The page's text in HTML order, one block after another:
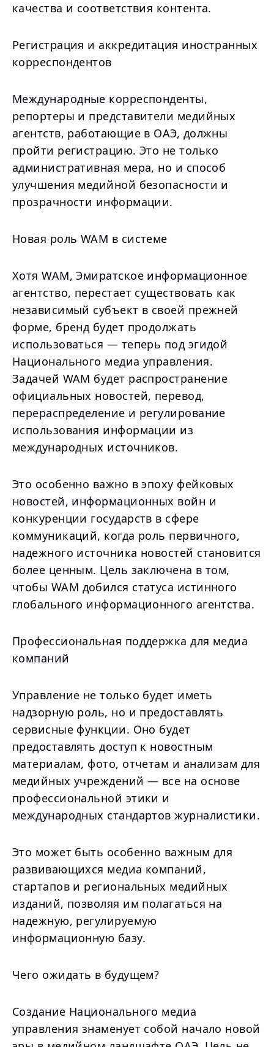
качества и соответствия контента.
Регистрация и аккредитация иностранных
корреспондентов
Международные корреспонденты,
репортеры и представители медийных
агентств, работающие в ОАЭ, должны
пройти регистрацию. Это не только
административная мера, но и способ
улучшения медийной безопасности и
прозрачности информации.
Новая роль WAM в системе
Хотя WAM, Эмиратское информационное
агентство, перестает существовать как
независимый субъект в своей прежней
форме, бренд будет продолжать
использоваться — теперь под эгидой
Национального медиа управления.
Задачей WAM будет распространение
официальных новостей, перевод,
перераспределение и регулирование
использования информации из
международных источников.
Это особенно важно в эпоху фейковых
новостей, информационных войн и
конкуренции государств в сфере
коммуникаций, когда роль первичного,
надежного источника новостей становится
более ценным. Цель заключена в том,
чтобы WAM добился статуса истинного
глобального информационного агентства.
Профессиональная поддержка для медиа
компаний
Управление не только будет иметь
надзорную роль, но и предоставлять
сервисные функции. Оно будет
предоставлять доступ к новостным
материалам, фото, отчетам и анализам для
медийных учреждений — все на основе
профессиональной этики и
международных стандартов журналистики.
Это может быть особенно важным для
развивающихся медиа компаний,
стартапов и региональных медийных
изданий, позволяя им полагаться на
надежную, регулируемую
информационную базу.
Чего ожидать в будущем?
Создание Национального медиа
управления знаменует собой начало новой